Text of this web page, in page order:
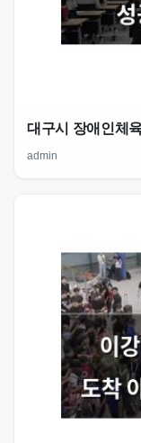
대구시 장애인체
admin